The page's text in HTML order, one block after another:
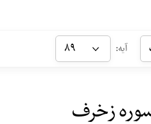
آیه: ۸۹